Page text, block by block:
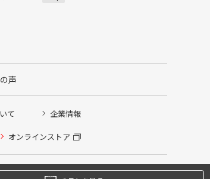
声
て 企業情報
オンラインストア